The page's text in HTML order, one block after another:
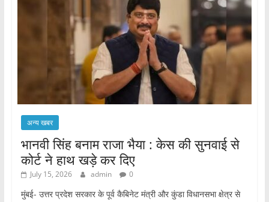
अन्य खबर
भानवी सिंह बनाम राजा भैया : केस की सुनवाई से
कोर्ट ने हाथ खड़े कर दिए
July 15, 2026 admin 0
मुंबई- उत्तर प्रदेश सरकार के पूर्व कैबिनेट मंत्री और कुंडा विधानसभा क्षेत्र से